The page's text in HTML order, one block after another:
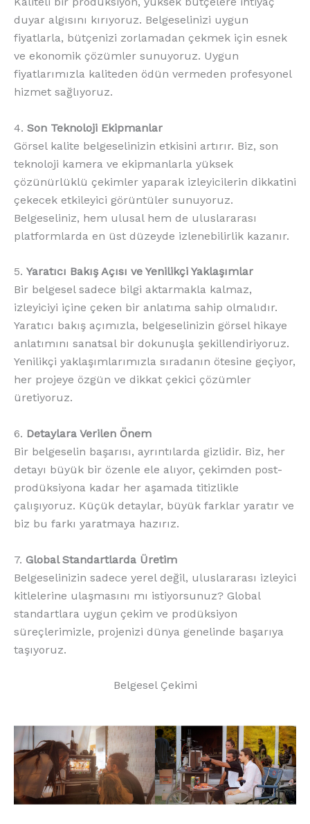
duyar algısını kırıyoruz. Belgeselinizi uygun
fiyatlarla, bütçenizi zorlamadan çekmek için esnek
ve ekonomik çözümler sunuyoruz. Uygun
fiyatlarımızla kaliteden ödün vermeden profesyonel
hizmet sağlıyoruz.
4. Son Teknoloji Ekipmanlar
Görsel kalite belgeselinizin etkisini artırır. Biz, son
teknoloji kamera ve ekipmanlarla yüksek
çözünürlüklü çekimler yaparak izleyicilerin dikkatini
çekecek etkileyici görüntüler sunuyoruz.
Belgeseliniz, hem ulusal hem de uluslararası
platformlarda en üst düzeyde izlenebilirlik kazanır.
5. Yaratıcı Bakış Açısı ve Yenilikçi Yaklaşımlar
Bir belgesel sadece bilgi aktarmakla kalmaz,
izleyiciyi içine çeken bir anlatıma sahip olmalıdır.
Yaratıcı bakış açımızla, belgeselinizin görsel hikaye
anlatımını sanatsal bir dokunuşla şekillendiriyoruz.
Yenilikçi yaklaşımlarımızla sıradanın ötesine geçiyor,
her projeye özgün ve dikkat çekici çözümler
üretiyoruz.
6. Detaylara Verilen Önem
Bir belgeselin başarısı, ayrıntılarda gizlidir. Biz, her
detayı büyük bir özenle ele alıyor, çekimden post-
prodüksiyona kadar her aşamada titizlikle
çalışıyoruz. Küçük detaylar, büyük farklar yaratır ve
biz bu farkı yaratmaya hazırız.
7. Global Standartlarda Üretim
Belgeselinizin sadece yerel değil, uluslararası izleyici
kitlelerine ulaşmasını mı istiyorsunuz? Global
standartlara uygun çekim ve prodüksiyon
süreçlerimizle, projenizi dünya genelinde başarıya
taşıyoruz.
Belgesel Çekimi